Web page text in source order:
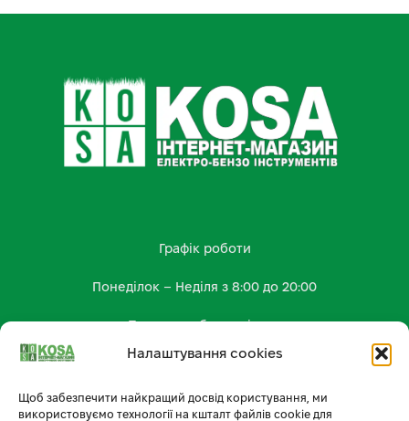
Налаштування cookies
Щоб забезпечити найкращий досвід користування, ми
використовуємо технології на кшталт файлів cookie для
Графік роботи
Понеділок – Неділя з 8:00 до 20:00
Працюємо без вихідних
КОНТАКТИ
+38 (096) 185-94-30